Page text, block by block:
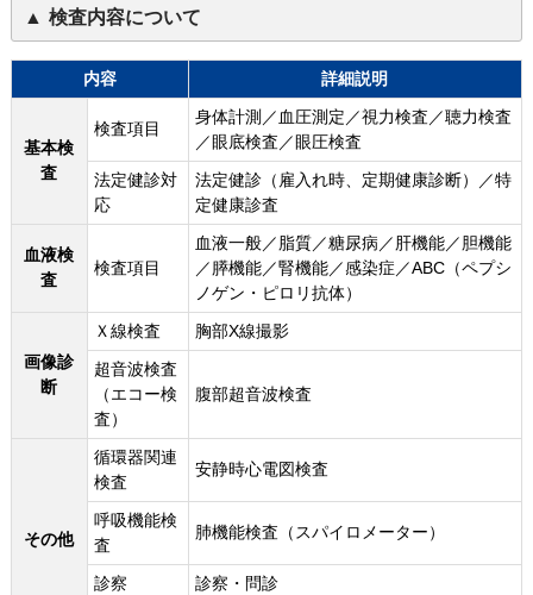
検査内容について
内容 詳細説明
基本検
査
検査項目
身体計測／血圧測定／視力検査／聴力検査
／眼底検査／眼圧検査
法定健診対
応
法定健診（雇入れ時、定期健康診断）／特
定健康診査
血液検
査
検査項目
血液一般／脂質／糖尿病／肝機能／胆機能
／膵機能／腎機能／感染症／ABC（ペプシ
ノゲン・ピロリ抗体）
画像診
断
Ｘ線検査
胸部X線撮影
超音波検査
（エコー検
査）
腹部超音波検査
その他
循環器関連
検査
安静時心電図検査
呼吸機能検
査
肺機能検査（スパイロメーター）
診察
診察・問診